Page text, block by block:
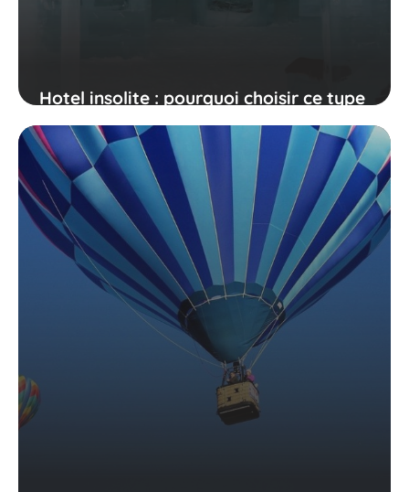
Hotel insolite : pourquoi choisir ce type
d'hébergement ?